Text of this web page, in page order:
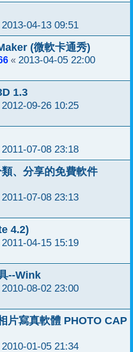
2013-04-13 09:51
(微軟卡通秀)
« 2013-04-05 22:00
1.3
2012-09-26 10:25
2011-07-08 23:18
、分享的免費軟件
2011-07-08 23:13
4.2)
2011-04-15 15:19
--Wink
2010-08-02 23:00
片寫真軟體 PHOTO CAP
2010-01-05 21:34